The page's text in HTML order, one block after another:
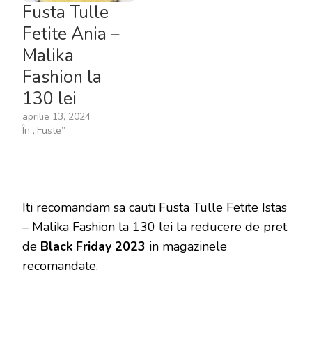
Fusta Tulle
Fetite Ania –
Malika
Fashion la
130 lei
aprilie 13, 2024
În „Fuste”
Iti recomandam sa cauti Fusta Tulle Fetite Istas
– Malika Fashion la 130 lei la reducere de pret
de Black Friday 2023 in magazinele
recomandate.